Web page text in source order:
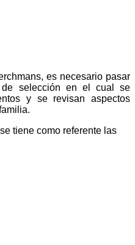
es necesario pasar
de selección en el cual se
y se revisan aspectos
tiene como referente las